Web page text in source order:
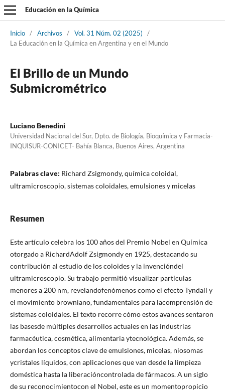
Educación en la Química
Inicio / Archivos / Vol. 31 Núm. 02 (2025)
/
La Educación en la Química en Argentina y en el Mundo
El Brillo de un Mundo
Submicrométrico
Luciano Benedini
Universidad Nacional del Sur, Dpto. de Biología, Bioquímica y Farmacia-
INQUISUR-CONICET- Bahía Blanca, Buenos Aires, Argentina
Palabras clave: Richard Zsigmondy, química coloidal,
ultramicroscopio, sistemas coloidales, emulsiones y micelas
Resumen
Este artículo celebra los 100 años del Premio Nobel en Química
otorgado a RichardAdolf Zsigmondy en 1925, destacando su
contribución al estudio de los coloides y la invencióndel
ultramicroscopio. Su trabajo permitió visualizar partículas
menores a 200 nm, revelandofenómenos como el efecto Tyndall y
el movimiento browniano, fundamentales para lacomprensión de
sistemas coloidales. El texto recorre cómo estos avances sentaron
las basesde múltiples desarrollos actuales en las industrias
farmacéutica, cosmética, alimentaria ytecnológica. Además, se
abordan los conceptos clave de emulsiones, micelas, niosomas
ycristales líquidos, con aplicaciones que van desde la limpieza
doméstica hasta la liberacióncontrolada de fármacos. A un siglo
de su reconocimientocon el Nobel, este es un momentopropicio